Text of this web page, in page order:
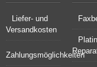
Liefer- und
Versandkosten
Zahlungsmöglichkeiten